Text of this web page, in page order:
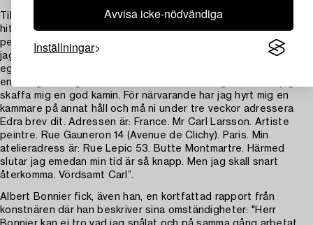
Avvisa icke-nödvändiga
Inställningar
Till föräldrarna skriver Carl Larsson: ”Kära föräldrar! Nu är jag
hitkommen! Min själ jublar, får se huru länge – åtminstone till
pengarna tagit slut. Här är förskräckligt ondt om atelierer, men
jag har lyckats fått fatt en för 800 francs om året. Det är
egentligen endast en glasveranda med tillhörande 3:ne rum och
en trädgård. Jag antar der kommer bli förfärligt kallt men jag får
skaffa mig en god kamin. För närvarande har jag hyrt mig en
kammare på annat håll och må ni under tre veckor adressera
Edra brev dit. Adressen är: France. Mr Carl Larsson. Artiste
peintre. Rue Gauneron 14 (Avenue de Clichy). Paris. Min
atelieradress är: Rue Lepic 53. Butte Montmartre. Härmed
slutar jag emedan min tid är så knapp. Men jag skall snart
återkomma. Vördsamt Carl”.
Albert Bonnier fick, även han, en kortfattad rapport från
konstnären där han beskriver sina omständigheter: "Herr